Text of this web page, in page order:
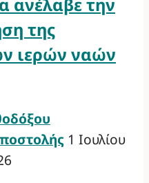
της
ιερών ναών
1 Ιουλίου